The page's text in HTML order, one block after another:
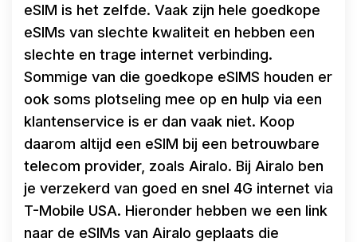
eSIM is het zelfde. Vaak zijn hele goedkope
eSIMs van slechte kwaliteit en hebben een
slechte en trage internet verbinding.
Sommige van die goedkope eSIMS houden er
ook soms plotseling mee op en hulp via een
klantenservice is er dan vaak niet. Koop
daarom altijd een eSIM bij een betrouwbare
telecom provider, zoals Airalo. Bij Airalo ben
je verzekerd van goed en snel 4G internet via
T-Mobile USA. Hieronder hebben we een link
naar de eSIMs van Airalo geplaats die